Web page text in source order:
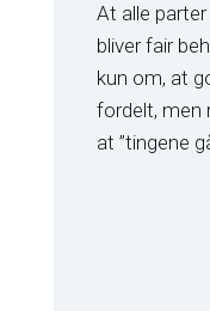
At alle
bliver fair
kun om, at
fordelt, men
at ”tingene